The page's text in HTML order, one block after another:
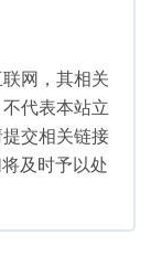
网，其相关
代表本站立
交相关链接
及时予以处